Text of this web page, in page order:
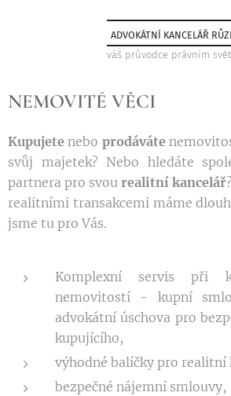
ADVOKÁTNÍ KANCELÁŘ
váš průvodce právním
NEMOVITÉ VĚCI
Kupujete nebo prodáváte
svůj majetek? Nebo hledáte
partnera pro svou realitní kancelář
realitními transakcemi máme
jsme tu pro Vás.
Komplexní servis při
nemovitostí - kupní
advokátní úschova pro
kupujícího,
výhodné balíčky pro realitní
bezpečné nájemní smlouvy,